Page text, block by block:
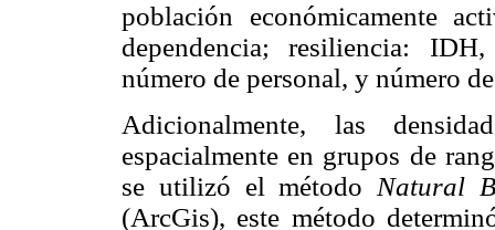
población económicamente
dependencia; resiliencia:
número de personal, y número
Adicionalmente, las
espacialmente en grupos de
se utilizó el método Natural
(ArcGis), este método